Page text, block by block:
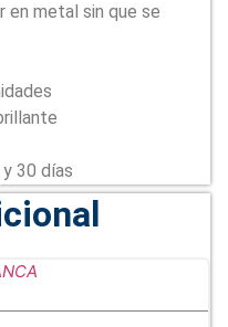
en metal sin que se
30 días